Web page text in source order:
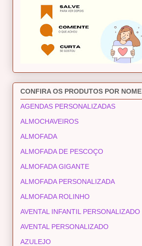
CONFIRA OS PRODUTOS POR NOME
AGENDAS PERSONALIZADAS
ALMOCHAVEIROS
ALMOFADA
ALMOFADA DE PESCOÇO
ALMOFADA GIGANTE
ALMOFADA PERSONALIZADA
ALMOFADA ROLINHO
AVENTAL INFANTIL PERSONALIZADO
AVENTAL PERSONALIZADO
AZULEJO